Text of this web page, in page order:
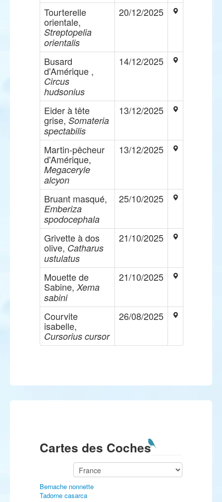
Tourterelle
orientale,
Streptopelia
orientalis
20/12/2025
Busard
d'Amérique ,
Circus
hudsonius
14/12/2025
Eider à tête
grise, Somateria
spectabilis
13/12/2025
Martin-pêcheur
d'Amérique,
Megaceryle
alcyon
13/12/2025
Bruant masqué,
Emberiza
spodocephala
25/10/2025
Grivette à dos
olive, Catharus
ustulatus
21/10/2025
Mouette de
Sabine, Xema
sabini
21/10/2025
Courvite
isabelle,
Cursorius cursor
26/08/2025
Cartes des Coches
Bernache nonnette
Tadorne casarca